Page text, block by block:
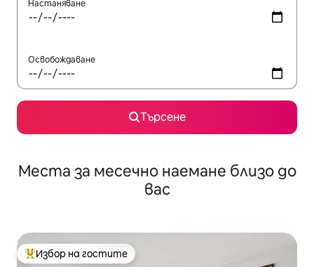
Настаняване
Освобождаване
Търсене
Места за месечно наемане близо до
вас
Най-популярен избор на гостите
Избор на гостите